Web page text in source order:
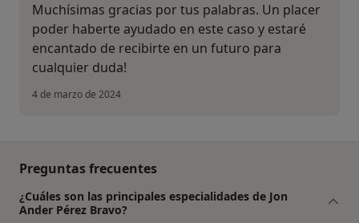
Muchísimas gracias por tus palabras. Un placer
poder haberte ayudado en este caso y estaré
encantado de recibirte en un futuro para
cualquier duda!
4 de marzo de 2024
Preguntas frecuentes
¿Cuáles son las principales especialidades de Jon
Ander Pérez Bravo?